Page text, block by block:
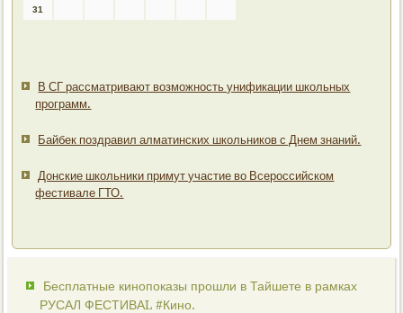
31
В СГ рассматривают возможность унификации школьных
программ.
Байбек поздравил алматинских школьников с Днем знаний.
Донские школьники примут участие во Всероссийском
фестивале ГТО.
Бесплатные кинопоказы прошли в Тайшете в рамках
РУСАЛ ФЕСТИВАL #Кино.